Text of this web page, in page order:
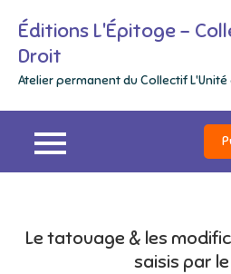
content
Éditions L'Épitoge –
Droit
Atelier permanent du Collectif L'Unité
Le tatouage & les
saisis par